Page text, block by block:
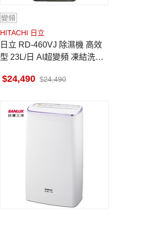
變頻
HITACHI 日立
日立 RD-460VJ 除濕機 高效
型 23L/日 AI超變頻 凍結洗淨
24,490 24,490